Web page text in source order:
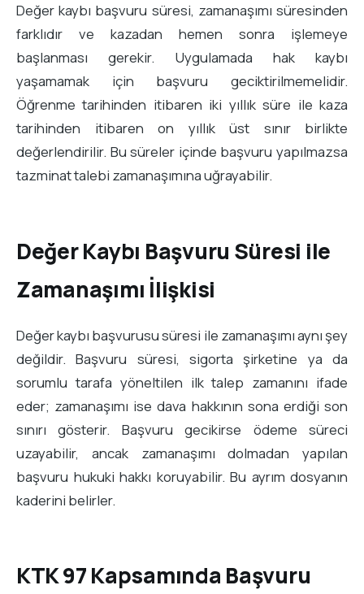
Değer kaybı başvuru süresi, zamanaşımı süresinden
farklıdır ve kazadan hemen sonra işlemeye
başlanması gerekir. Uygulamada hak kaybı
yaşamamak için başvuru geciktirilmemelidir.
Öğrenme tarihinden itibaren iki yıllık süre ile kaza
tarihinden itibaren on yıllık üst sınır birlikte
değerlendirilir. Bu süreler içinde başvuru yapılmazsa
tazminat talebi zamanaşımına uğrayabilir.
Değer Kaybı Başvuru Süresi ile
Zamanaşımı İlişkisi
Değer kaybı başvurusu süresi ile zamanaşımı aynı şey
değildir. Başvuru süresi, sigorta şirketine ya da
sorumlu tarafa yöneltilen ilk talep zamanını ifade
eder; zamanaşımı ise dava hakkının sona erdiği son
sınırı gösterir. Başvuru gecikirse ödeme süreci
uzayabilir, ancak zamanaşımı dolmadan yapılan
başvuru hukuki hakkı koruyabilir. Bu ayrım dosyanın
kaderini belirler.
KTK 97 Kapsamında Başvuru